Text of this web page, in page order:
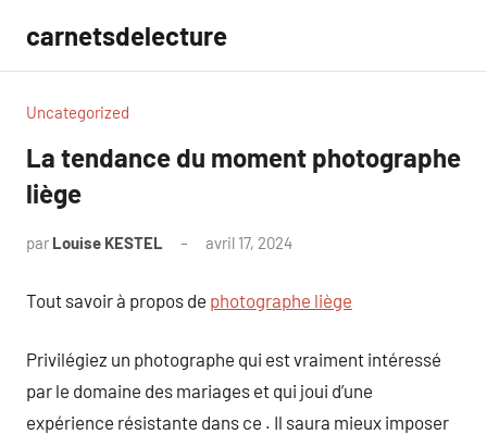
contenu
carnetsdelecture
Uncategorized
La tendance du moment photographe
liège
par Louise KESTEL avril 17, 2024
Tout savoir à propos de photographe liège
Privilégiez un photographe qui est vraiment intéressé
par le domaine des mariages et qui joui d’une
expérience résistante dans ce . Il saura mieux imposer